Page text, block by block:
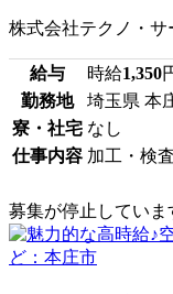
株式会社テクノ・サ
給与 時給1,350
勤務地
埼玉県 本
寮・社宅 なし
仕事内容 加工・検
募集が停止していま